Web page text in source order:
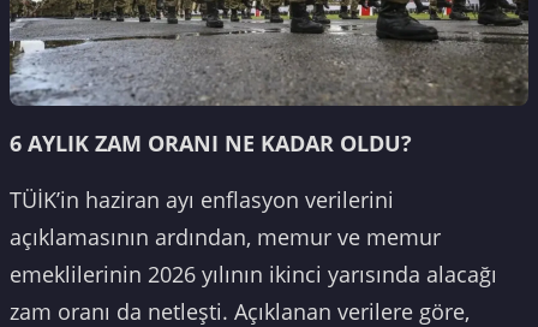
6 AYLIK ZAM ORANI NE KADAR OLDU?
TÜİK’in haziran ayı enflasyon verilerini
açıklamasının ardından, memur ve memur
emeklilerinin 2026 yılının ikinci yarısında alacağı
zam oranı da netleşti. Açıklanan verilere göre,